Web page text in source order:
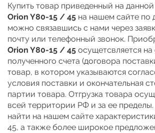
Купить товар приведенный на
Orion Y80-15 / 45 на нашем сайте по
можно связавшись с нами через
почту или телефонный звонок.
Orion Y80-15 / 45 осущетсвляется
полученного счета (договора
товар, в котором указываются
условия поставки и окончательная
партии товара. Отгрузка товара
всей территории РФ и за ее
найти на нашем сайте
45, а также более широкое